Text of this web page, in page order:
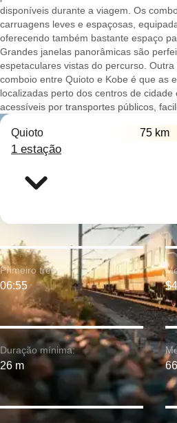
disponíveis durante a viagem. Os
carruagens leves e espaçosas,
oferecendo também bastante espaço
Grandes janelas panorâmicas são
espetaculares vistas do percurso.
comboio entre Quioto e Kobe é que as
localizadas perto dos centros de
acessíveis por transportes públicos,
Quioto 75 km
1 estação
Duração mínima:
26 m
Primeiro trem:
06:55
66